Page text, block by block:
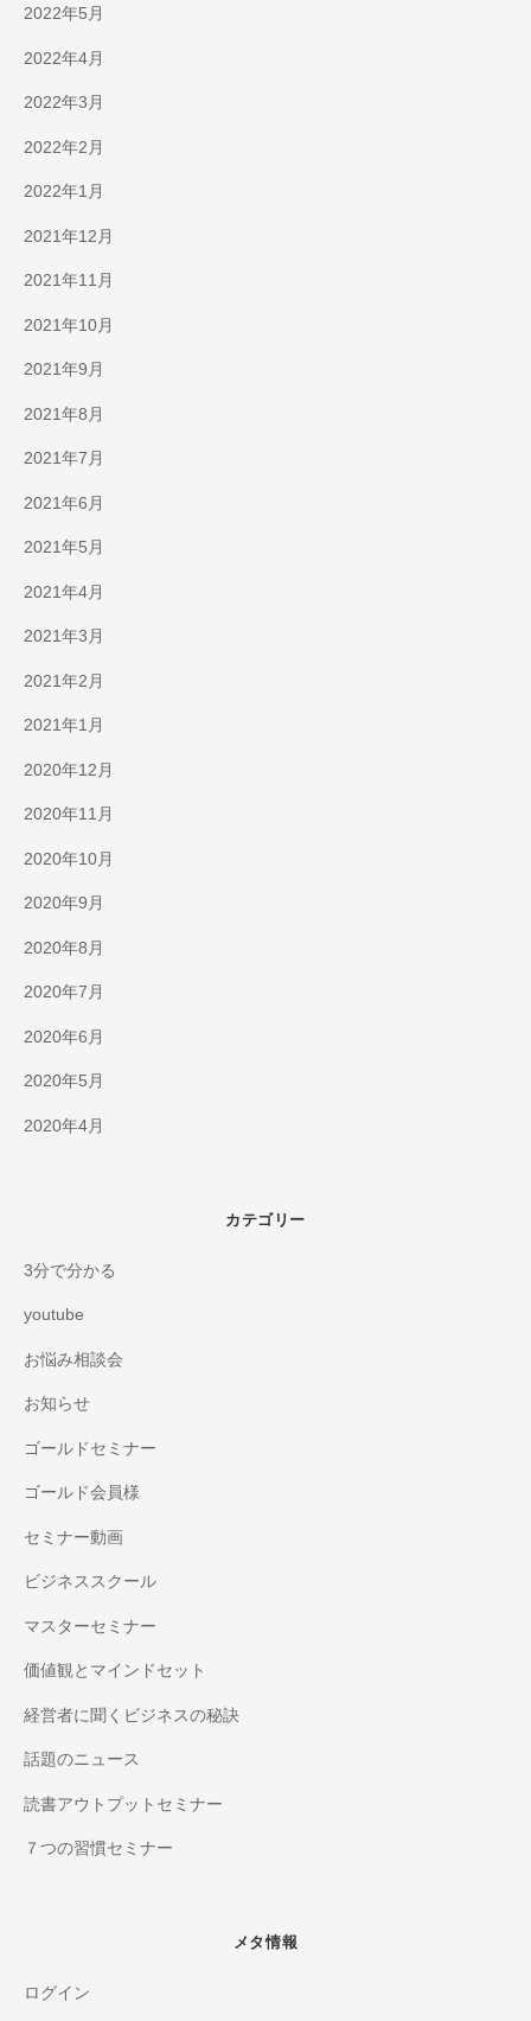
2022年5月
2022年4月
2022年3月
2022年2月
2022年1月
2021年12月
2021年11月
2021年10月
2021年9月
2021年8月
2021年7月
2021年6月
2021年5月
2021年4月
2021年3月
2021年2月
2021年1月
2020年12月
2020年11月
2020年10月
2020年9月
2020年8月
2020年7月
2020年6月
2020年5月
2020年4月
カテゴリー
3分で分かる
youtube
お悩み相談会
お知らせ
ゴールドセミナー
ゴールド会員様
セミナー動画
ビジネススクール
マスターセミナー
価値観とマインドセット
経営者に聞くビジネスの秘訣
話題のニュース
読書アウトプットセミナー
７つの習慣セミナー
メタ情報
ログイン